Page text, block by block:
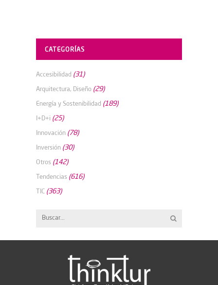
CATEGORÍAS
Accesibilidad (31)
Arquitectura, Diseño (29)
Energía y Sostenibilidad (189)
I+D+i (25)
Innovación (78)
Inversión (30)
Otros (142)
Tendencias (616)
TIC (363)